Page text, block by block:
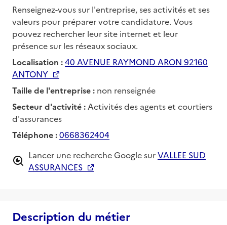
Renseignez-vous sur l'entreprise, ses activités et ses
valeurs pour préparer votre candidature. Vous
pouvez rechercher leur site internet et leur
présence sur les réseaux sociaux.
Localisation :40 AVENUE RAYMOND ARON 92160
ANTONY
Taille de l'entreprise : non renseignée
Secteur d'activité : Activités des agents et courtiers
d'assurances
Téléphone :0668362404
Lancer une recherche Google surVALLEE SUD
ASSURANCES
Description du métier